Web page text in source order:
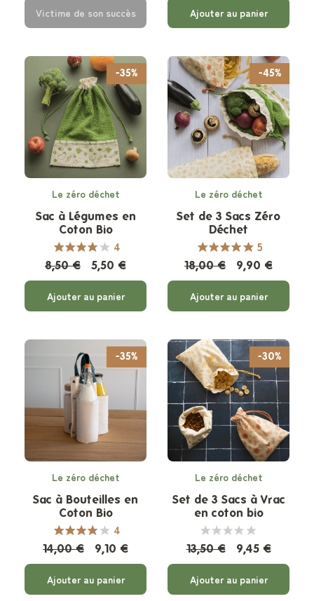
Victime de son succès Ajouter au panier
-35%
Le zéro déchet
Sac à Légumes en
Coton Bio
4
8,50 € 5,50 €
Ajouter au panier
-45%
Le zéro déchet
Set de 3 Sacs Zéro
Déchet
5
18,00 € 9,90 €
Ajouter au panier
-35%
Le zéro déchet
Sac à Bouteilles en
Coton Bio
4
14,00 € 9,10 €
Ajouter au panier
-30%
Le zéro déchet
Set de 3 Sacs à Vrac
en coton bio
13,50 € 9,45 €
Ajouter au panier